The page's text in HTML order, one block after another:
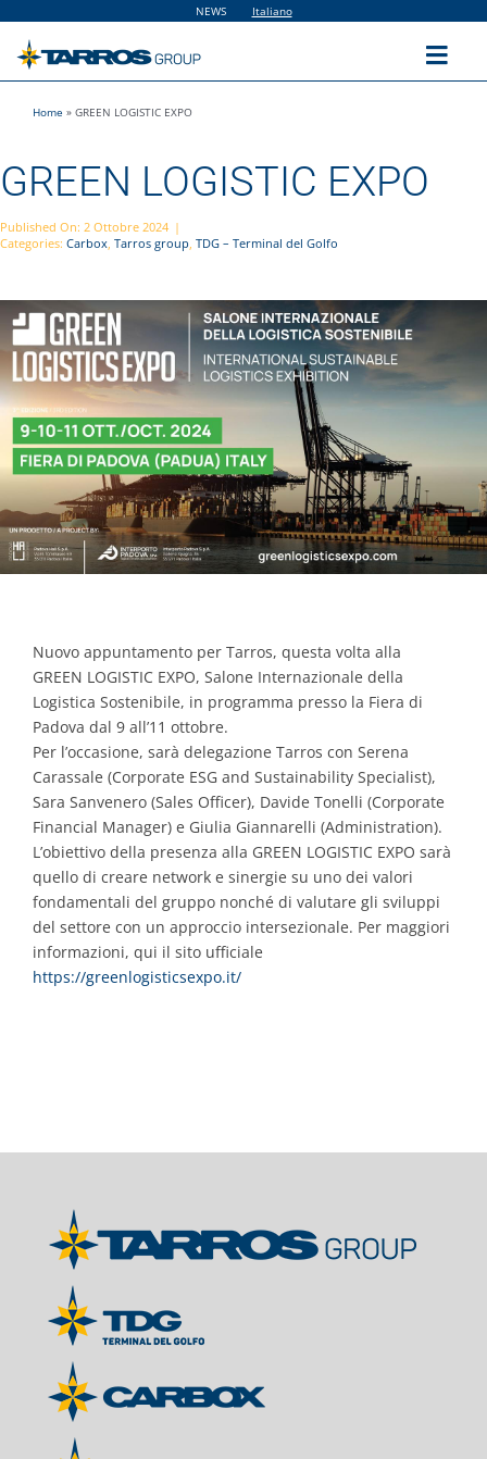
contenuto
NEWS Italiano
The Group
Utilities
Sustainability
People
Contacts
Home » GREEN LOGISTIC EXPO
GREEN LOGISTIC EXPO
Published On: 2 Ottobre 2024 |
Categories: Carbox, Tarros group, TDG – Terminal del Golfo
Nuovo appuntamento per Tarros, questa volta alla
GREEN LOGISTIC EXPO, Salone Internazionale della
Logistica Sostenibile, in programma presso la Fiera di
Padova dal 9 all’11 ottobre.
Per l’occasione, sarà delegazione Tarros con Serena
Carassale (Corporate ESG and Sustainability Specialist),
Sara Sanvenero (Sales Officer), Davide Tonelli (Corporate
Financial Manager) e Giulia Giannarelli (Administration).
L’obiettivo della presenza alla GREEN LOGISTIC EXPO sarà
quello di creare network e sinergie su uno dei valori
fondamentali del gruppo nonché di valutare gli sviluppi
del settore con un approccio intersezionale. Per maggiori
informazioni, qui il sito ufficiale
https://greenlogisticsexpo.it/